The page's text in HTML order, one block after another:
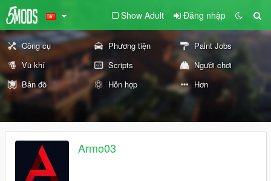
Show Adult Đăng nhập
Công cụ Phương tiện
Paint Jobs
Vũ khí
Scripts
Người chơi
Bản đồ
Hỗn hợp Hơn
Armo03